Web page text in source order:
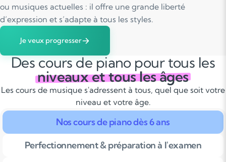
ou musiques actuelles : il offre une grande liberté
d’expression et s’adapte à tous les styles.
Je veux progresser
Des cours de piano pour tous les
niveaux et tous les âges
Les cours de musique s'adressent à tous, quel que soit votre
niveau et votre âge.
Nos cours de piano dès 6 ans
Perfectionnement & préparation à l'examen